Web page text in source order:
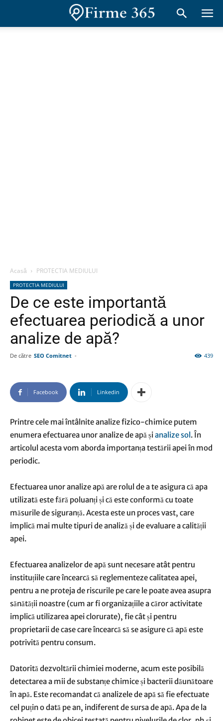
Acasă PROTECTIA MEDIULUI
PROTECTIA MEDIULUI
De ce este importantă
efectuarea periodică a unor
analize de apă?
De către SEO Comitnet - 439
Facebook Linkedin
Printre cele mai întâlnite analize fizico-chimice putem
enumera efectuarea unor analize de apă șianalize sol. În
articolul acesta vom aborda importanța testării apei în mod
periodic.
Efectuarea unoranalize apăare rolul de a te asigura că apa
utilizată este fără poluanți și că este conformă cu toate
măsurile de siguranță. Acesta este un proces vast, care
implică mai multe tipuri de analiză și de evaluare a calității
apei.
Efectuarea analizelor de apă sunt necesare atât pentru
instituțiile care încearcă să reglementeze calitatea apei,
pentru a ne proteja de riscurile pe care le poate avea asupra
sănătății noastre (cum ar fi organizațiile a căror activitate
implică utilizarea apei clorurate), fie cât și pentru
proprietarii de case care încearcă să se asigure că apă este
potrivită pentru consum.
Datorită dezvoltării chimiei moderne, acum este posibilă
detectarea a mii de substanțe chimice și bacterii dăunătoare
în apă. Este recomandat că analizele de apă să fie efectuate
cel puțin o dată pe an, indiferent de sursa de apă. Apa de la